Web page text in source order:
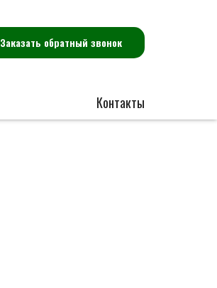
Заказать обратный звонок
Контакты